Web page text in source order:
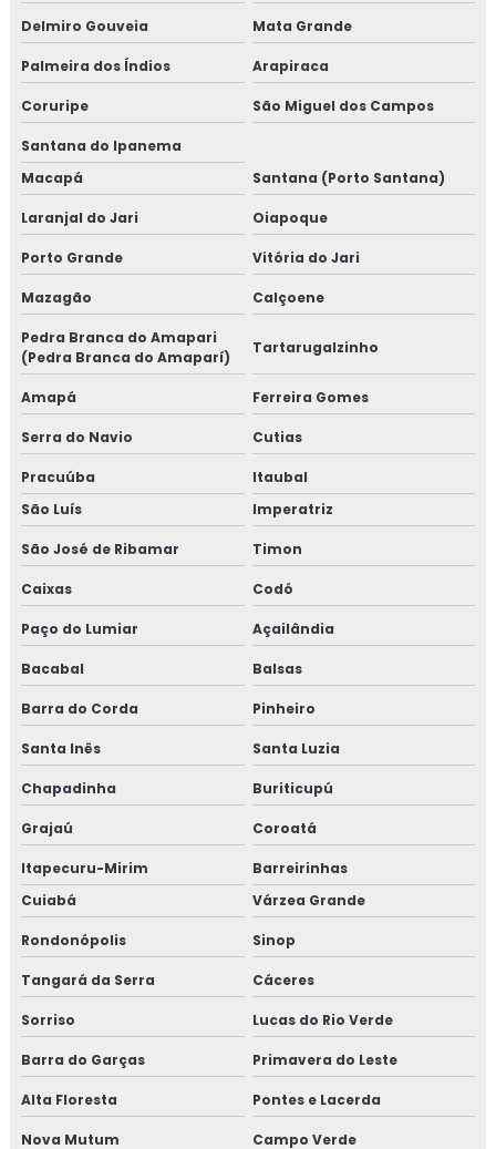
Delmiro Gouveia Mata Grande
Palmeira dos Índios Arapiraca
Coruripe São Miguel dos Campos
Santana do Ipanema
Macapá
Santana (Porto Santana)
Laranjal do Jari Oiapoque
Porto Grande Vitória do Jari
Mazagão Calçoene
Pedra Branca do Amapari
(Pedra Branca do Amaparí)
Tartarugalzinho
Amapá Ferreira Gomes
Serra do Navio Cutias
Pracuúba
Itaubal
São Luís
Imperatriz
São José de Ribamar Timon
Caixas Codó
Paço do Lumiar Açailândia
Bacabal Balsas
Barra do Corda Pinheiro
Santa Inês Santa Luzia
Chapadinha Buriticupú
Grajaú Coroatá
Itapecuru-Mirim
Barreirinhas
Cuiabá
Várzea Grande
Rondonópolis Sinop
Tangará da Serra Cáceres
Sorriso Lucas do Rio Verde
Barra do Garças Primavera do Leste
Alta Floresta Pontes e Lacerda
Nova Mutum Campo Verde